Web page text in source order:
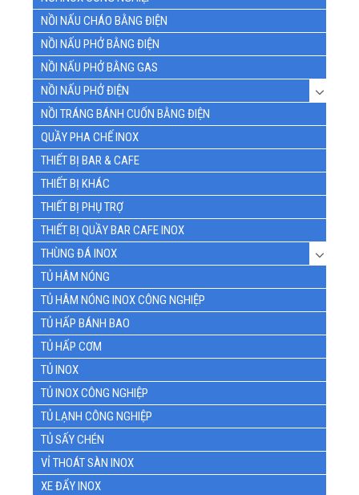
NỒI NẤU CHÁO BẰNG ĐIỆN
NỒI NẤU PHỞ BẰNG ĐIỆN
NỒI NẤU PHỞ BẰNG GAS
NỒI NẤU PHỞ ĐIỆN
NỒI TRÁNG BÁNH CUỐN BẰNG ĐIỆN
QUẦY PHA CHẾ INOX
THIẾT BỊ BAR & CAFE
THIẾT BỊ KHÁC
THIẾT BỊ PHỤ TRỢ
THIẾT BỊ QUẦY BAR CAFE INOX
THÙNG ĐÁ INOX
TỦ HÂM NÓNG
TỦ HÂM NÓNG INOX CÔNG NGHIỆP
TỦ HẤP BÁNH BAO
TỦ HẤP CƠM
TỦ INOX
TỦ INOX CÔNG NGHIỆP
TỦ LẠNH CÔNG NGHIỆP
TỦ SẤY CHÉN
VỈ THOÁT SÀN INOX
XE ĐẨY INOX